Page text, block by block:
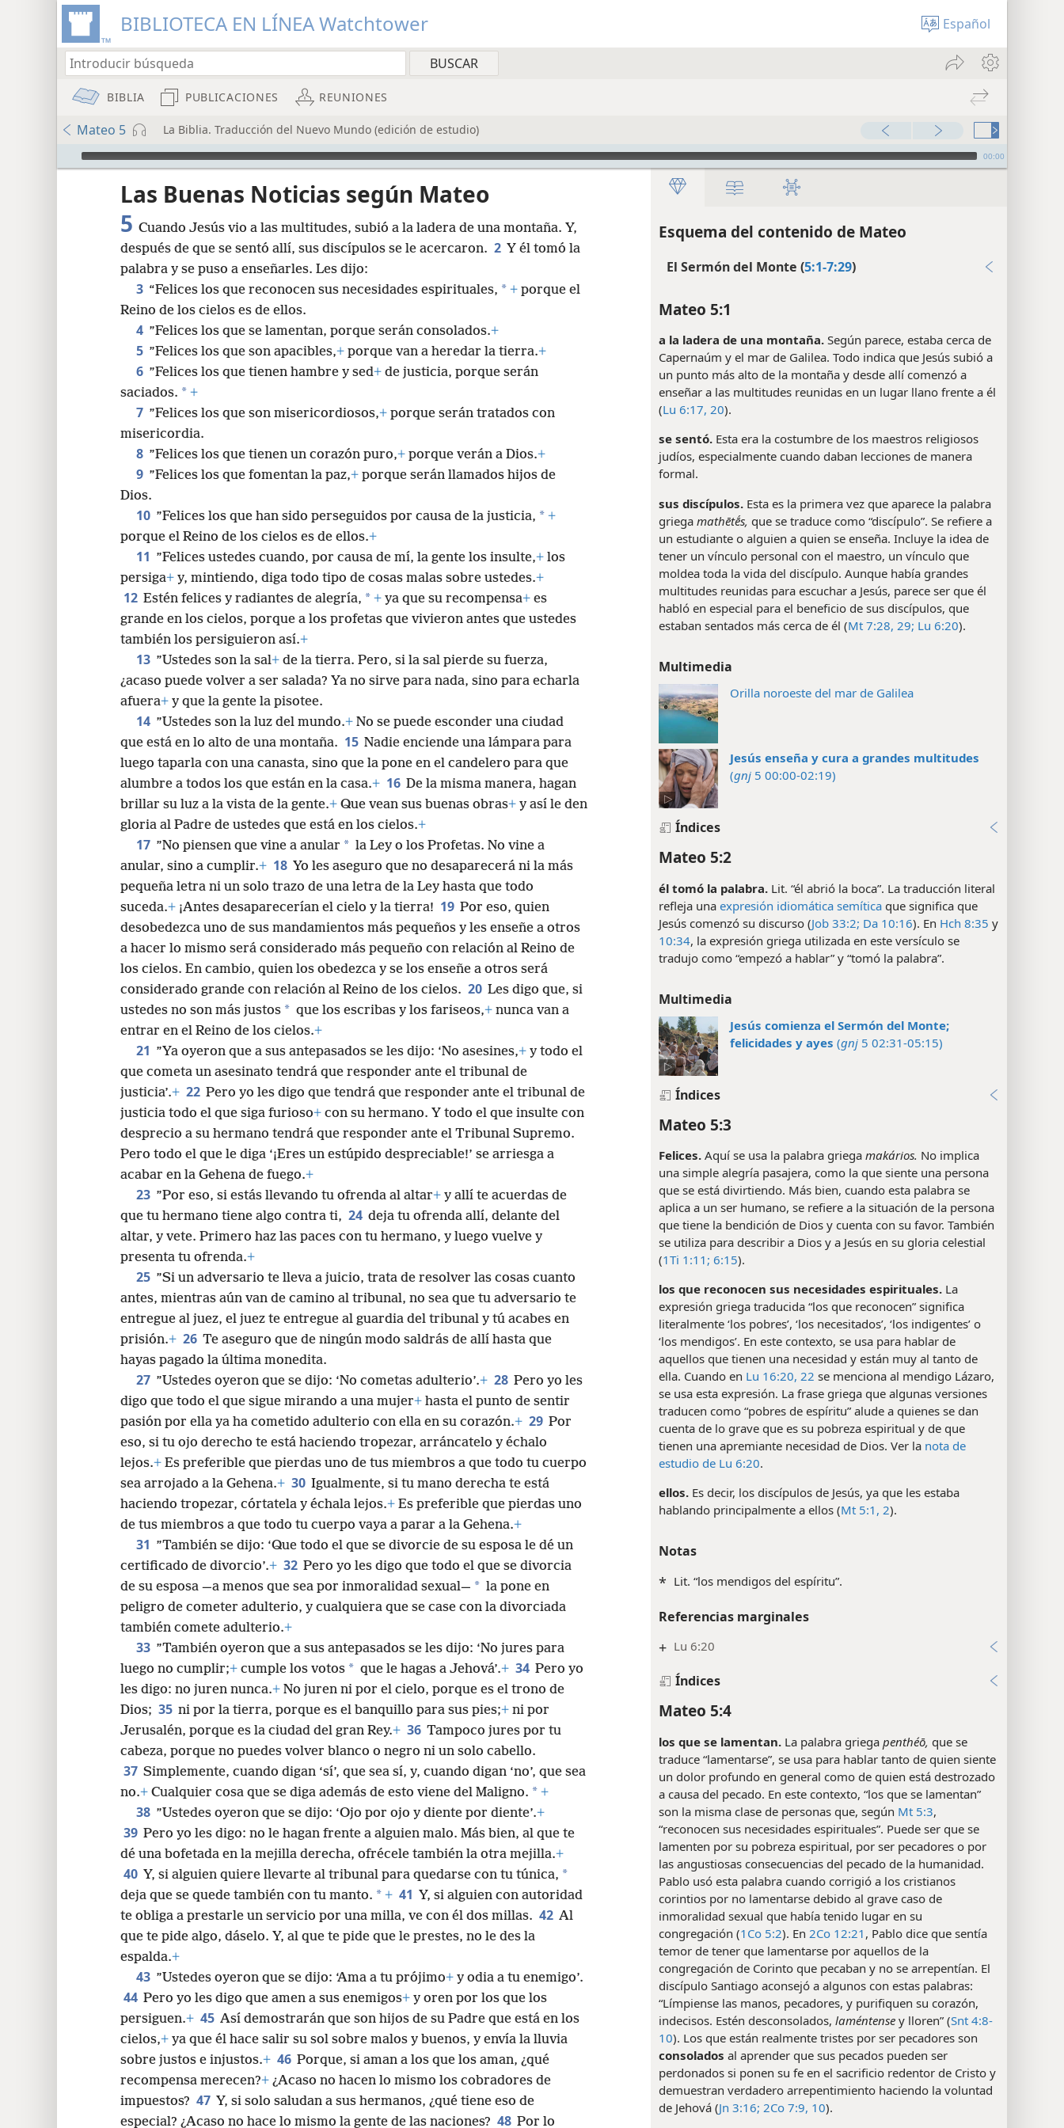
BIBLIOTECA EN LÍNEA Watchtower Español
BIBLIA PUBLICACIONES REUNIONES
Mateo 5 La Biblia. Traducción del Nuevo Mundo (edición de estudio)
Audio Player 00:00
Esquema del contenido de Mateo
El Sermón del Monte (5:1-7:29)
Mateo 5:1
a la ladera de una montaña. Según parece, estaba cerca de
Capernaúm y el mar de Galilea. Todo indica que Jesús subió a
un punto más alto de la montaña y desde allí comenzó a
enseñar a las multitudes reunidas en un lugar llano frente a él
(Lu 6:17, 20).
se sentó. Esta era la costumbre de los maestros religiosos
judíos, especialmente cuando daban lecciones de manera
formal.
sus discípulos. Esta es la primera vez que aparece la palabra
griega mathētḗs, que se traduce como “discípulo”. Se refiere a
un estudiante o alguien a quien se enseña. Incluye la idea de
tener un vínculo personal con el maestro, un vínculo que
moldea toda la vida del discípulo. Aunque había grandes
multitudes reunidas para escuchar a Jesús, parece ser que él
habló en especial para el beneficio de sus discípulos, que
estaban sentados más cerca de él (Mt 7:28, 29; Lu 6:20).
Multimedia
Orilla noroeste del mar de Galilea
Jesús enseña y cura a grandes multitudes
(gnj 5 00:00-02:19)
Índices
Mateo 5:2
él tomó la palabra. Lit. “él abrió la boca”. La traducción literal
refleja una expresión idiomática semítica que significa que
Jesús comenzó su discurso (Job 33:2; Da 10:16). En Hch 8:35 y
10:34, la expresión griega utilizada en este versículo se
tradujo como “empezó a hablar” y “tomó la palabra”.
Multimedia
Jesús comienza el Sermón del Monte;
felicidades y ayes (gnj 5 02:31-05:15)
Índices
Mateo 5:3
Felices. Aquí se usa la palabra griega makários. No implica
una simple alegría pasajera, como la que siente una persona
que se está divirtiendo. Más bien, cuando esta palabra se
aplica a un ser humano, se refiere a la situación de la persona
que tiene la bendición de Dios y cuenta con su favor. También
se utiliza para describir a Dios y a Jesús en su gloria celestial
(1Ti 1:11; 6:15).
los que reconocen sus necesidades espirituales. La
expresión griega traducida “los que reconocen” significa
literalmente ‘los pobres’, ‘los necesitados’, ‘los indigentes’ o
‘los mendigos’. En este contexto, se usa para hablar de
aquellos que tienen una necesidad y están muy al tanto de
ella. Cuando en Lu 16:20, 22 se menciona al mendigo Lázaro,
se usa esta expresión. La frase griega que algunas versiones
traducen como “pobres de espíritu” alude a quienes se dan
cuenta de lo grave que es su pobreza espiritual y de que
tienen una apremiante necesidad de Dios. Ver la nota de
estudio de Lu 6:20.
ellos. Es decir, los discípulos de Jesús, ya que les estaba
hablando principalmente a ellos (Mt 5:1, 2).
Notas
* Lit. “los mendigos del espíritu”.
Referencias marginales
+ Lu 6:20
Índices
Mateo 5:4
los que se lamentan. La palabra griega penthéō, que se
traduce “lamentarse”, se usa para hablar tanto de quien siente
un dolor profundo en general como de quien está destrozado
a causa del pecado. En este contexto, “los que se lamentan”
son la misma clase de personas que, según Mt 5:3,
“reconocen sus necesidades espirituales”. Puede ser que se
lamenten por su pobreza espiritual, por ser pecadores o por
las angustiosas consecuencias del pecado de la humanidad.
Pablo usó esta palabra cuando corrigió a los cristianos
corintios por no lamentarse debido al grave caso de
inmoralidad sexual que había tenido lugar en su
congregación (1Co 5:2). En 2Co 12:21 , Pablo dice que sentía
temor de tener que lamentarse por aquellos de la
congregación de Corinto que pecaban y no se arrepentían. El
discípulo Santiago aconsejó a algunos con estas palabras:
“Límpiense las manos, pecadores, y purifiquen su corazón,
indecisos. Estén desconsolados, laméntense y lloren” (Snt 4:8-
10). Los que están realmente tristes por ser pecadores son
consolados al aprender que sus pecados pueden ser
perdonados si ponen su fe en el sacrificio redentor de Cristo y
demuestran verdadero arrepentimiento haciendo la voluntad
de Jehová (Jn 3:16; 2Co 7:9, 10).
Las Buenas Noticias según Mateo
5 Cuando Jesús vio a las multitudes, subió a la ladera de una montaña. Y,
después de que se sentó allí, sus discípulos se le acercaron. 2 Y él tomó la
palabra y se puso a enseñarles. Les dijo:
3 “Felices los que reconocen sus necesidades espirituales, * + porque el
Reino de los cielos es de ellos.
4 ”Felices los que se lamentan, porque serán consolados.+
5 ”Felices los que son apacibles,+ porque van a heredar la tierra.+
6 ”Felices los que tienen hambre y sed+ de justicia, porque serán
saciados. * +
7 ”Felices los que son misericordiosos,+ porque serán tratados con
misericordia.
8 ”Felices los que tienen un corazón puro,+ porque verán a Dios.+
9 ”Felices los que fomentan la paz,+ porque serán llamados hijos de
Dios.
10 ”Felices los que han sido perseguidos por causa de la justicia, * +
porque el Reino de los cielos es de ellos.+
11 ”Felices ustedes cuando, por causa de mí, la gente los insulte,+ los
persiga+ y, mintiendo, diga todo tipo de cosas malas sobre ustedes.+
12 Estén felices y radiantes de alegría, * + ya que su recompensa+ es
grande en los cielos, porque a los profetas que vivieron antes que ustedes
también los persiguieron así.+
13 ”Ustedes son la sal+ de la tierra. Pero, si la sal pierde su fuerza,
¿acaso puede volver a ser salada? Ya no sirve para nada, sino para echarla
afuera+ y que la gente la pisotee.
14 ”Ustedes son la luz del mundo.+ No se puede esconder una ciudad
que está en lo alto de una montaña. 15 Nadie enciende una lámpara para
luego taparla con una canasta, sino que la pone en el candelero para que
alumbre a todos los que están en la casa.+ 16 De la misma manera, hagan
brillar su luz a la vista de la gente.+ Que vean sus buenas obras+ y así le den
gloria al Padre de ustedes que está en los cielos.+
17 ”No piensen que vine a anular * la Ley o los Profetas. No vine a
anular, sino a cumplir.+ 18 Yo les aseguro que no desaparecerá ni la más
pequeña letra ni un solo trazo de una letra de la Ley hasta que todo
suceda.+ ¡Antes desaparecerían el cielo y la tierra! 19 Por eso, quien
desobedezca uno de sus mandamientos más pequeños y les enseñe a otros
a hacer lo mismo será considerado más pequeño con relación al Reino de
los cielos. En cambio, quien los obedezca y se los enseñe a otros será
considerado grande con relación al Reino de los cielos. 20 Les digo que, si
ustedes no son más justos * que los escribas y los fariseos,+ nunca van a
entrar en el Reino de los cielos.+
21 ”Ya oyeron que a sus antepasados se les dijo: ‘No asesines,+ y todo el
que cometa un asesinato tendrá que responder ante el tribunal de
justicia’.+ 22 Pero yo les digo que tendrá que responder ante el tribunal de
justicia todo el que siga furioso+ con su hermano. Y todo el que insulte con
desprecio a su hermano tendrá que responder ante el Tribunal Supremo.
Pero todo el que le diga ‘¡Eres un estúpido despreciable!’ se arriesga a
acabar en la Gehena de fuego.+
23 ”Por eso, si estás llevando tu ofrenda al altar+ y allí te acuerdas de
que tu hermano tiene algo contra ti, 24 deja tu ofrenda allí, delante del
altar, y vete. Primero haz las paces con tu hermano, y luego vuelve y
presenta tu ofrenda.+
25 ”Si un adversario te lleva a juicio, trata de resolver las cosas cuanto
antes, mientras aún van de camino al tribunal, no sea que tu adversario te
entregue al juez, el juez te entregue al guardia del tribunal y tú acabes en
prisión.+ 26 Te aseguro que de ningún modo saldrás de allí hasta que
hayas pagado la última monedita.
27 ”Ustedes oyeron que se dijo: ‘No cometas adulterio’.+ 28 Pero yo les
digo que todo el que sigue mirando a una mujer+ hasta el punto de sentir
pasión por ella ya ha cometido adulterio con ella en su corazón.+ 29 Por
eso, si tu ojo derecho te está haciendo tropezar, arráncatelo y échalo
lejos.+ Es preferible que pierdas uno de tus miembros a que todo tu cuerpo
sea arrojado a la Gehena.+ 30 Igualmente, si tu mano derecha te está
haciendo tropezar, córtatela y échala lejos.+ Es preferible que pierdas uno
de tus miembros a que todo tu cuerpo vaya a parar a la Gehena.+
31 ”También se dijo: ‘Que todo el que se divorcie de su esposa le dé un
certificado de divorcio’.+ 32 Pero yo les digo que todo el que se divorcia
de su esposa —a menos que sea por inmoralidad sexual— * la pone en
peligro de cometer adulterio, y cualquiera que se case con la divorciada
también comete adulterio.+
33 ”También oyeron que a sus antepasados se les dijo: ‘No jures para
luego no cumplir;+ cumple los votos * que le hagas a Jehová’.+ 34 Pero yo
les digo: no juren nunca.+ No juren ni por el cielo, porque es el trono de
Dios; 35 ni por la tierra, porque es el banquillo para sus pies;+ ni por
Jerusalén, porque es la ciudad del gran Rey.+ 36 Tampoco jures por tu
cabeza, porque no puedes volver blanco o negro ni un solo cabello.
37 Simplemente, cuando digan ‘sí’, que sea sí, y, cuando digan ‘no’, que sea
no.+ Cualquier cosa que se diga además de esto viene del Maligno. * +
38 ”Ustedes oyeron que se dijo: ‘Ojo por ojo y diente por diente’.+
39 Pero yo les digo: no le hagan frente a alguien malo. Más bien, al que te
dé una bofetada en la mejilla derecha, ofrécele también la otra mejilla.+
40 Y, si alguien quiere llevarte al tribunal para quedarse con tu túnica, *
deja que se quede también con tu manto. * + 41 Y, si alguien con autoridad
te obliga a prestarle un servicio por una milla, ve con él dos millas. 42 Al
que te pide algo, dáselo. Y, al que te pide que le prestes, no le des la
espalda.+
43 ”Ustedes oyeron que se dijo: ‘Ama a tu prójimo+ y odia a tu enemigo’.
44 Pero yo les digo que amen a sus enemigos+ y oren por los que los
persiguen.+ 45 Así demostrarán que son hijos de su Padre que está en los
cielos,+ ya que él hace salir su sol sobre malos y buenos, y envía la lluvia
sobre justos e injustos.+ 46 Porque, si aman a los que los aman, ¿qué
recompensa merecen?+ ¿Acaso no hacen lo mismo los cobradores de
impuestos? 47 Y, si solo saludan a sus hermanos, ¿qué tiene eso de
especial? ¿Acaso no hace lo mismo la gente de las naciones? 48 Por lo